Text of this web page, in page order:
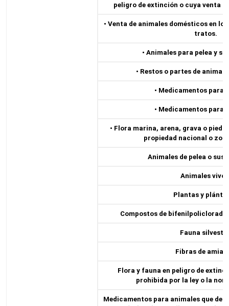
peligro de extinción o cuya venta
• Venta de animales domésticos en
tratos.
• Animales para pelea y
• Restos o partes de
• Medicamentos para
• Medicamentos para
• Flora marina, arena, grava o
propiedad nacional o
Animales de pelea o sus
Animales
Plantas y
Compostos de bifenilpoliclorado
Fauna
Fibras de
Flora y fauna en peligro de
prohibida por la ley o la
Medicamentos para animales que